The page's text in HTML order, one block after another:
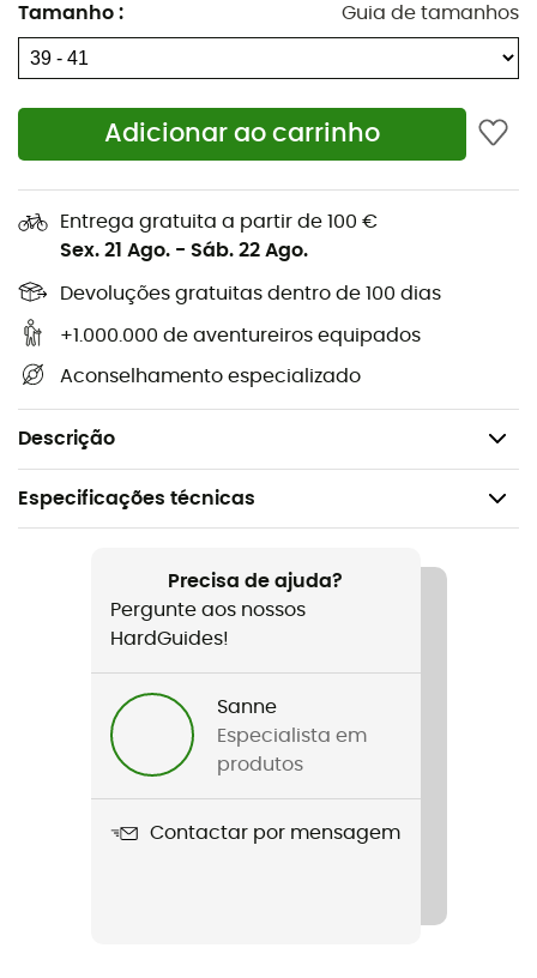
Tamanho : Guia de tamanhos
Adicionar ao carrinho
Entrega gratuita a partir de 100 €
Sex. 21 Ago. - Sáb. 22 Ago.
Devoluções gratuitas dentro de 100 dias
+1.000.000 de aventureiros equipados
Aconselhamento especializado
Descrição
As suas caminhadas se tornarão um prazer e os seus
pés secos ficarão ainda mais satisfeitos!
Características:
Mistura de fibras e Lyocell garantindo um efeito
refrescante
Corte patenteado para pé direito e pé esquerdo
para um ajuste perfeito
Regulação e rápida evacuação da humidade
Estrutura amortecedora em três camadas
Reforços de espessura média
Peso: 77 g
Composição: 42% Polipropileno, 30% Lyocell, 15%
Poliamida, 12% Poliéster, 1% Elastano
Especificações técnicas
Caminhada / Marcha nórdica / Trekking
Falke Tk2 Cool
Precisa de ajuda?
Pergunte aos nossos
HardGuides!
Sanne
Especialista em
produtos
Contactar por mensagem